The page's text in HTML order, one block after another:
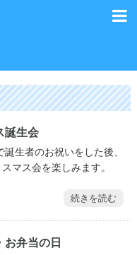
誕生会
生者のお祝いをした後、
スマス会を楽しみます。
続きを読む
弁当の日